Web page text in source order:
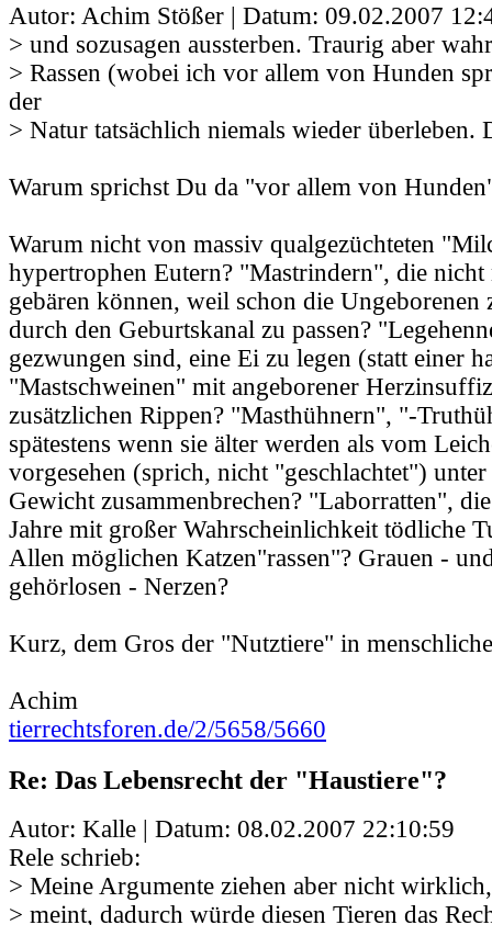
Autor: Achim Stößer | Datum: 09.02.2007
> und sozusagen aussterben. Traurig aber
> Rassen (wobei ich vor allem von Hunden
der
> Natur tatsächlich niemals wieder überleben.
Warum sprichst Du da "vor allem von
Warum nicht von massiv qualgezüchteten
hypertrophen Eutern? "Mastrindern", die
gebären können, weil schon die
durch den Geburtskanal zu passen?
gezwungen sind, eine Ei zu legen (statt einer
"Mastschweinen" mit angeborener
zusätzlichen Rippen? "Masthühnern", "-
spätestens wenn sie älter werden als vom
vorgesehen (sprich, nicht "geschlachtet")
Gewicht zusammenbrechen? "Laborratten",
Jahre mit großer Wahrscheinlichkeit tödliche
Allen möglichen Katzen"rassen"? Grauen -
gehörlosen - Nerzen?
Kurz, dem Gros der "Nutztiere" in
Achim
tierrechtsforen.de/2/5658/5660
Re: Das Lebensrecht der "Haustiere"?
Autor: Kalle | Datum: 08.02.2007 22:10:59
Rele schrieb:
> Meine Argumente ziehen aber nicht
> meint, dadurch würde diesen Tieren das